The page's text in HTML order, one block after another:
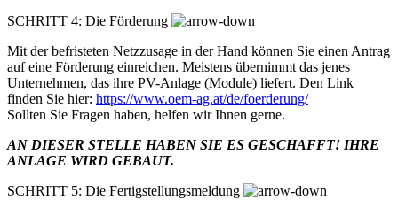
SCHRITT 4: Die Förderung
Mit der befristeten Netzzusage in der Hand können Sie einen Antrag
auf eine Förderung einreichen. Meistens übernimmt das jenes
Unternehmen, das ihre PV-Anlage (Module) liefert. Den Link
finden Sie hier: https://www.oem-ag.at/de/foerderung/
Sollten Sie Fragen haben, helfen wir Ihnen gerne.
AN DIESER STELLE HABEN SIE ES GESCHAFFT! IHRE
ANLAGE WIRD GEBAUT.
SCHRITT 5: Die Fertigstellungsmeldung